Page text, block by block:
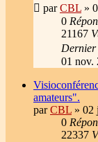
parCBL »
0
21167
Dernier
01 nov.
amateurs".
parCBL » 02
0
22337